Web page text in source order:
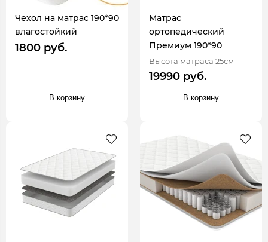
Чехол на матрас 190*90
влагостойкий
1800 руб.
В корзину
Матрас
ортопедический
Премиум 190*90
Высота матраса 25см
19990 руб.
В корзину